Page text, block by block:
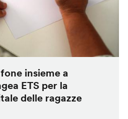
insieme a
ETS per la
delle ragazze